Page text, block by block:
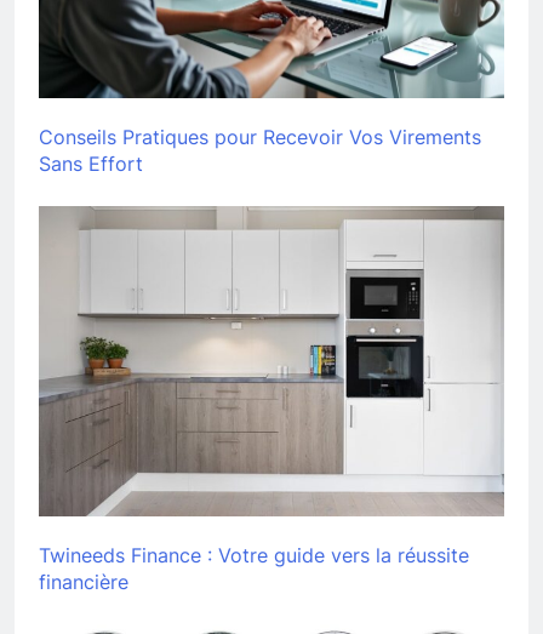
Conseils Pratiques pour Recevoir Vos Virements
Sans Effort
Twineeds Finance : Votre guide vers la réussite
financière